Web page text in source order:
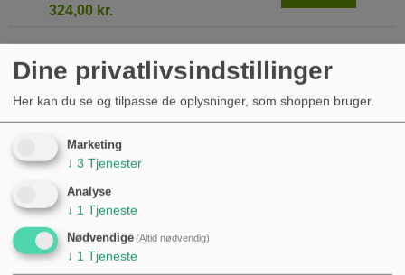
324,00 kr.
Dine privatlivsindstillinger
Her kan du se og tilpasse de oplysninger, som shoppen bruger.
Marketing
↓ 3 Tjenester
Analyse
↓ 1 Tjeneste
Nødvendige(Altid nødvendig)
↓ 1 Tjeneste